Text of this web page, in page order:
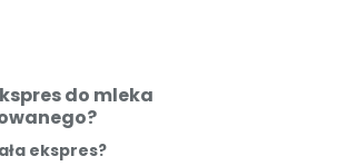
do mleka
ekspres?